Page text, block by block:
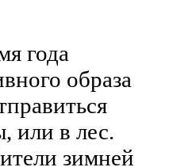
года
образа
или в лес.
зимней